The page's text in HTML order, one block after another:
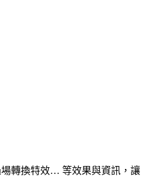
場轉換特效… 等效果與資訊，讓